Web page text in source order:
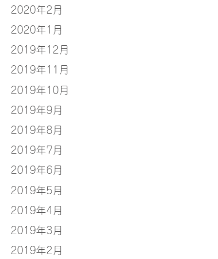
2020年2月
2020年1月
2019年12月
2019年11月
2019年10月
2019年9月
2019年8月
2019年7月
2019年6月
2019年5月
2019年4月
2019年3月
2019年2月